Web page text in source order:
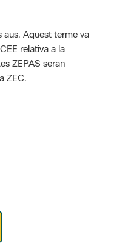
Aquest terme va
relativa a la
ZEPAS seran
ZEC.
media es de 0 estrellas de